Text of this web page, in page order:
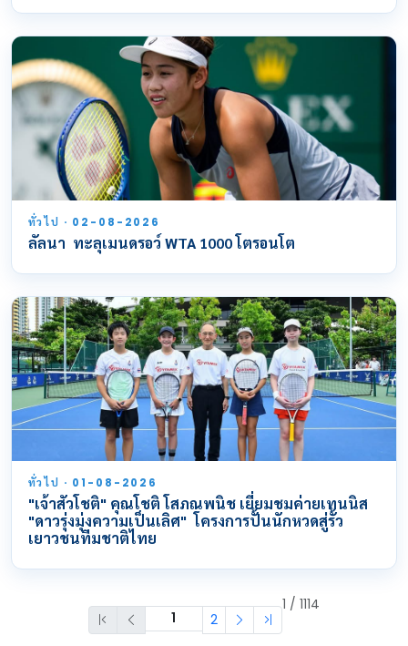
ทั่วไป · 02-08-2026
ลัลนา ทะลุเมนดรอว์ WTA 1000 โตรอนโต
ทั่วไป · 01-08-2026
"เจ้าสัวโชติ" คุณโชติ โสภณพนิช เยี่ยมชมค่ายเทนนิส
"ดาวรุ่งมุ่งความเป็นเลิศ" โครงการปั้นนักหวดสู่รั้ว
เยาวชนทีมชาติไทย
2
1 / 1114